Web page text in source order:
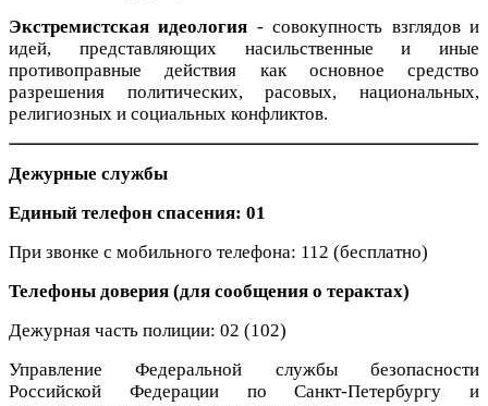
Экстремистская идеология - совокупность взглядов и
идей, представляющих насильственные и иные
противоправные действия как основное средство
разрешения политических, расовых, национальных,
религиозных и социальных конфликтов.
Дежурные службы
Единый телефон спасения: 01
При звонке с мобильного телефона: 112 (бесплатно)
Телефоны доверия (для сообщения о терактах)
Дежурная часть полиции: 02 (102)
Управление Федеральной службы безопасности
Российской Федерации по Санкт‑Петербургу и